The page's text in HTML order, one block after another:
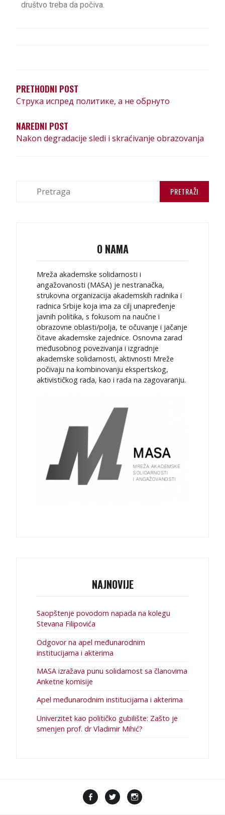
društvo treba da počiva.
PRETHODNI POST
Струка испред политике, а не обрнуто
NAREDNI POST
Nakon degradacije sledi i skraćivanje obrazovanja
O NAMA
Mreža akademske solidarnosti i
angažovanosti (MASA) je nestranačka,
strukovna organizacija akademskih radnika i
radnica Srbije koja ima za cilj unapređenje
javnih politika, s fokusom na naučne i
obrazovne oblasti/polja, te očuvanje i jačanje
čitave akademske zajednice. Osnovna zarad
međusobnog povezivanja i izgradnje
akademske solidarnosti, aktivnosti Mreže
počivaju na kombinovanju ekspertskog,
aktivističkog rada, kao i rada na zagovaranju.
NAJNOVIJE
Saopštenje povodom napada na kolegu
Stevana Filipovića
Odgovor na apel međunarodnim
institucijama i akterima
MASA izražava punu solidarnost sa članovima
Anketne komisije
Apel međunarodnim institucijama i akterima
Univerzitet kao političko gubilište: Zašto je
smenjen prof. dr Vladimir Mihić?